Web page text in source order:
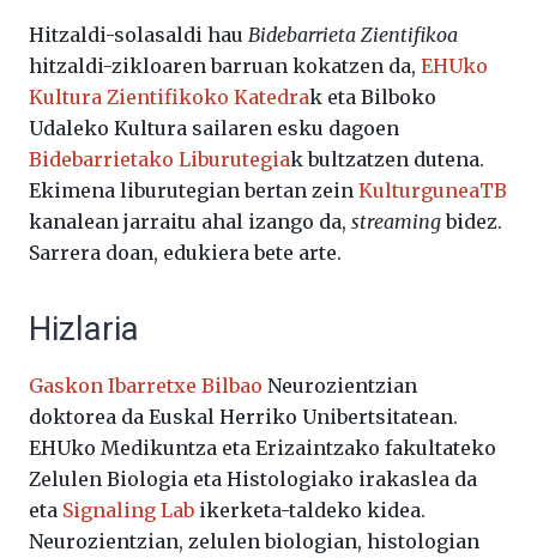
Hitzaldi-solasaldi hau Bidebarrieta Zientifikoa
hitzaldi-zikloaren barruan kokatzen da, EHUko
Kultura Zientifikoko Katedrak eta Bilboko
Udaleko Kultura sailaren esku dagoen
Bidebarrietako Liburutegiak bultzatzen dutena.
Ekimena liburutegian bertan zein KulturguneaTB
kanalean jarraitu ahal izango da, streamingbidez.
Sarrera doan, edukiera bete arte.
Hizlaria
Gaskon Ibarretxe Bilbao Neurozientzian
doktorea da Euskal Herriko Unibertsitatean.
EHUko Medikuntza eta Erizaintzako fakultateko
Zelulen Biologia eta Histologiako irakaslea da
eta Signaling Lab ikerketa-taldeko kidea.
Neurozientzian, zelulen biologian, histologian